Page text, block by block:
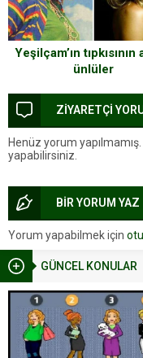
GÜNCEL KONULAR
Yeşilçam’ın tıpkısının
ünlüler
ZİYARETÇİ
Henüz yorum
yapabilirsiniz.
BİR YORUM YAZ
Yorum yapabilmek için